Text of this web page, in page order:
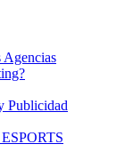
Agencias
Publicidad